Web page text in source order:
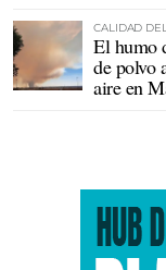
CALIDAD
El humo
de polvo
aire en